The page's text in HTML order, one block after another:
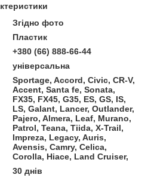
Згідно фото
Пластик
+380 (66) 888-66-44
універсальна
Sportage, Accord, Civic, CR-V,
Accent, Santa fe, Sonata,
FX35, FX45, G35, ES, GS, IS,
LS, Galant, Lancer, Outlander,
Pajero, Almera, Leaf, Murano,
Patrol, Teana, Tiida, X-Trail,
Impreza, Legacy, Auris,
Avensis, Camry, Celica,
Corolla, Hiace, Land Cruiser,
30 днів